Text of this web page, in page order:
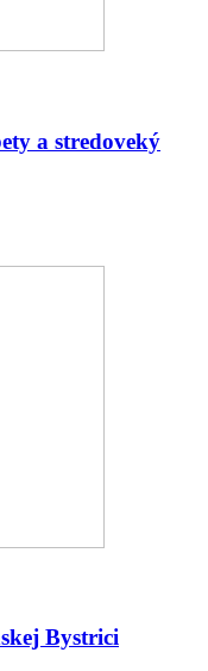
a stredoveký
Bystrici